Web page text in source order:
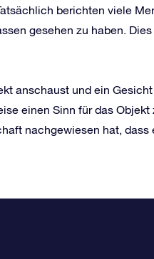
berichten viele
gesehen zu haben.
anschaust und ein
einen Sinn für das
nachgewiesen hat, dass